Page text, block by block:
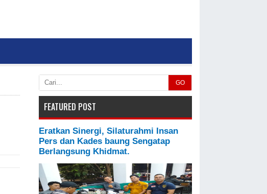
GO
FEATURED POST
Eratkan Sinergi, Silaturahmi Insan
Pers dan Kades baung Sengatap
Berlangsung Khidmat.